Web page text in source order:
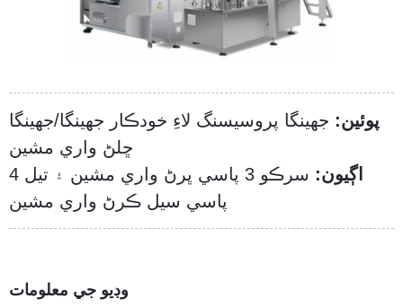
پوئين: جھينگا پروسيسنگ لاءِ خودڪار جھينگا/جھينگا
ڇلڻ واري مشين
اڳيون:
سرڪو 3 پاسي ڀرڻ واري مشين ۽ تيل 4
پاسي سيل ڪرڻ واري مشين
وڊيو جي معلومات